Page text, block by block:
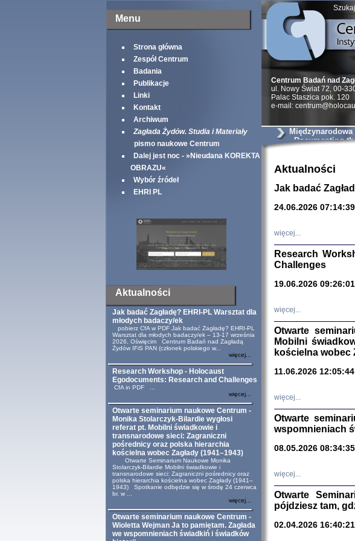
Menu
Strona główna
Zespół Centrum
Badania
Publikacje
Linki
Kontakt
Archiwum
Zagłada Żydów. Studia i Materiały
pismo naukowe Centrum
Dalej jest noc - »Nieudana KOREKTA
OBRAZU«
Wybór źródeł
EHRI PL
Aktualności
Jak badać Zagładę? EHRI-PL Warsztat dla
młodych badaczy/ek
pobierz CfA w PDF Jak badać Zagładę? EHRI-PL
Warsztat dla młodych badaczy/ek – 13-17 września
2026, Oświęcim Centrum Badań nad Zagładą
Żydów IFiS PAN (członek polskiego w...
więcej...
Research Workshop - Holocaust
Egodocuments: Research and Challenges
CfA in PDF ...
więcej...
Otwarte seminarium naukowe Centrum -
Monika Stolarczyk-Bilardie wygłosi
referat pt. Mobilni świadkowie i
transnarodowe sieci: Zagraniczni
pośrednicy oraz polska hierarchia
kościelna wobec Zagłady (1941–1943)
Otwarte Seminarium Naukowe Monika
Stolarczyk-Bilardie Mobilni świadkowie i
transnarodowe sieci: Zagraniczni pośrednicy oraz
polska hierarchia kościelna wobec Zagłady (1941–
1943) Spotkanie odbędzie się w środę 24 czerwca
br. w ...
więcej...
Otwarte seminarium naukowe Centrum -
Wioletta Wejman Ja to pamiętam. Zagłada
we wspomnieniach świadkiń i świadków
Centrum Badań nad
ul. Nowy Świat 72, 00-
Palac Staszica pok. 120
e-mail:
- Documenting
Aktualności
Jak badać
24.06.2026 07:14:39
więcej...
Research
Challenges
19.06.2026 09:26:01
więcej...
Otwarte
Mobilni
kościelna wobec
11.06.2026 12:05:44
więcej...
Otwarte
wspomnieniach
08.05.2026 08:34:35
więcej...
Otwarte
pójdziesz tam,
02.04.2026 16:40:21